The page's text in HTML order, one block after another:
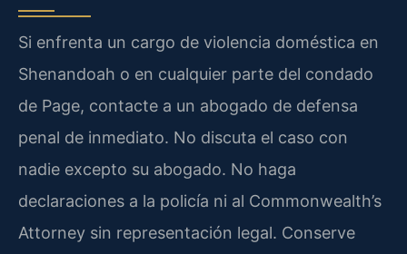
Si enfrenta un cargo de violencia doméstica en
Shenandoah o en cualquier parte del condado
de Page, contacte a un abogado de defensa
penal de inmediato. No discuta el caso con
nadie excepto su abogado. No haga
declaraciones a la policía ni al Commonwealth’s
Attorney sin representación legal. Conserve